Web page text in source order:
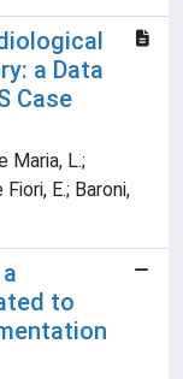
a Data
Case
Maria, L.;
E.; Baroni,
to